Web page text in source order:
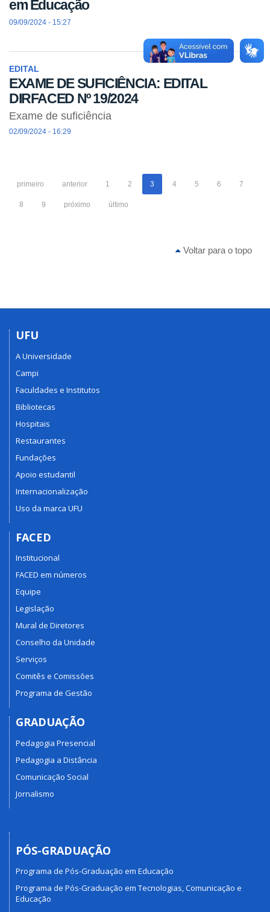
em Educação
09/09/2024 - 15:27
EDITAL
EXAME DE SUFICIÊNCIA: EDITAL
DIRFACED Nº 19/2024
Exame de suficiência
02/09/2024 - 16:29
primeiro anterior 1 2 3 4 5 6 7
8 9 próximo último
Voltar para o topo
UFU
A Universidade
Campi
Faculdades e Institutos
Bibliotecas
Hospitais
Restaurantes
Fundações
Apoio estudantil
Internacionalização
Uso da marca UFU
FACED
Institucional
FACED em números
Equipe
Legislação
Mural de Diretores
Conselho da Unidade
Serviços
Comitês e Comissões
Programa de Gestão
GRADUAÇÃO
Pedagogia Presencial
Pedagogia a Distância
Comunicação Social
Jornalismo
PÓS-GRADUAÇÃO
Programa de Pós-Graduação em Educação
Programa de Pós-Graduação em Tecnologias, Comunicação e
Educação